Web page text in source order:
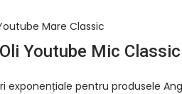
Mare Classic
Youtube Mic Classic
exponențiale pentru produsele